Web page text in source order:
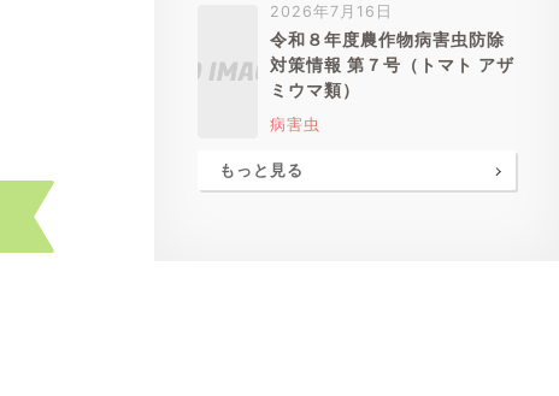
2026年7月16日
令和８年度農作物病害虫防除
対策情報 第７号（トマト アザ
ミウマ類）
病害虫
もっと見る